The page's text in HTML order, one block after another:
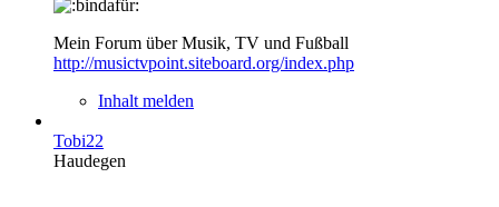
Mein Forum über Musik, TV und Fußball
http://musictvpoint.siteboard.org/index.php
Inhalt melden
Tobi22
Haudegen